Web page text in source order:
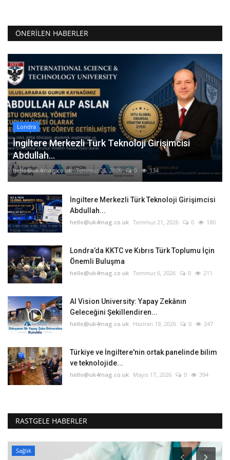
ÖNERILEN HABERLER
Londra
İngiltere Merkezli Türk Teknoloji Girişimcisi
Abdullah...
hello@uk4mag.co.uk Temmuz 25, 2026 0 134
İngiltere Merkezli Türk Teknoloji Girişimcisi
Abdullah...
hello@uk4mag.co.uk Temmuz 21, 2026 0 180
Londra’da KKTC ve Kıbrıs Türk Toplumu İçin
Önemli Buluşma
hello@uk4mag.co.uk Temmuz 6, 2026 0 211
AI Vision University: Yapay Zekânın
Geleceğini Şekillendiren...
hello@uk4mag.co.uk Haziran 19, 2026 0 247
Türkiye ve İngiltere'nin ortak panelinde bilim
ve teknolojide...
hello@uk4mag.co.uk Mayıs 17, 2026 0 394
RASTGELE HABERLER
Sağlık